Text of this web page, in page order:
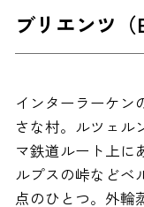
ブリエンツ（
インターラーケン
さな村。ルツェル
マ鉄道ルート上に
ルプスの峠などベ
点のひとつ。外輪